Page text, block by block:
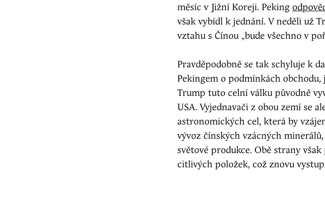
měsíc v Jižní Koreji. Peking
však vybídl k jednání. V neděli už
vztahu s Čínou „bude všechno v
Pravděpodobně se tak schyluje k
Pekingem o podmínkách obchodu,
Trump tuto celní válku původně
USA. Vyjednavači z obou zemí se
astronomických cel, která by
vývoz čínských vzácných
světové produkce. Obě strany
citlivých položek, což znovu